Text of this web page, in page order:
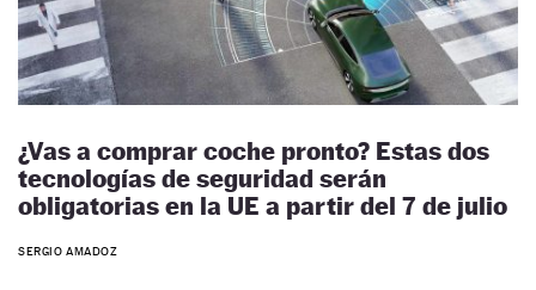
¿Vas a comprar coche pronto? Estas dos
tecnologías de seguridad serán
obligatorias en la UE a partir del 7 de julio
SERGIO AMADOZ